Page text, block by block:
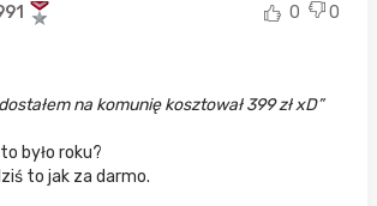
0 0
na komunię kosztował 399 zł xD
było roku?
to jak za darmo.